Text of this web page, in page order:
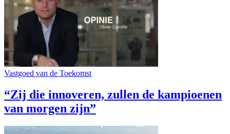
Vastgoed van de Toekomst
“Zij die innoveren, zullen de kampioenen
van morgen zijn”